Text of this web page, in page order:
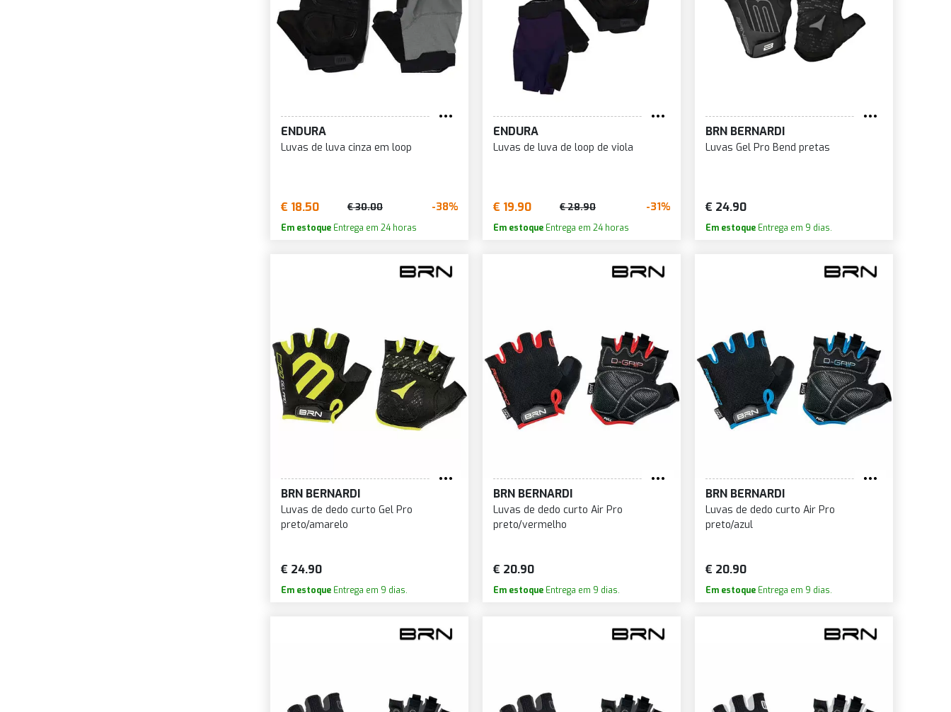
ENDURA
Luvas de luva cinza em loop
€ 18.50 € 30.00 -38%
Em estoque Entrega em 24 horas
ENDURA
Luvas de luva de loop de viola
€ 19.90 € 28.90 -31%
Em estoqueEntrega em 24 horas
BRN BERNARDI
Luvas Gel Pro Bend pretas
€ 24.90
Em estoqueEntrega em 9 dias.
BRN BERNARDI
Luvas de dedo curto Gel Pro
preto/amarelo
€ 24.90
Em estoque Entrega em 9 dias.
BRN BERNARDI
Luvas de dedo curto Air Pro
preto/vermelho
€ 20.90
Em estoqueEntrega em 9 dias.
BRN BERNARDI
Luvas de dedo curto Air Pro
preto/azul
€ 20.90
Em estoqueEntrega em 9 dias.